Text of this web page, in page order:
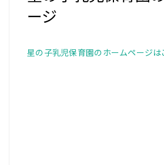
ージ
星の子乳児保育園のホームページは